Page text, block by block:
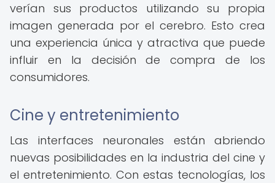
verían sus productos utilizando su propia
imagen generada por el cerebro. Esto crea
una experiencia única y atractiva que puede
influir en la decisión de compra de los
consumidores.
Cine y entretenimiento
Las interfaces neuronales están abriendo
nuevas posibilidades en la industria del cine y
el entretenimiento. Con estas tecnologías, los